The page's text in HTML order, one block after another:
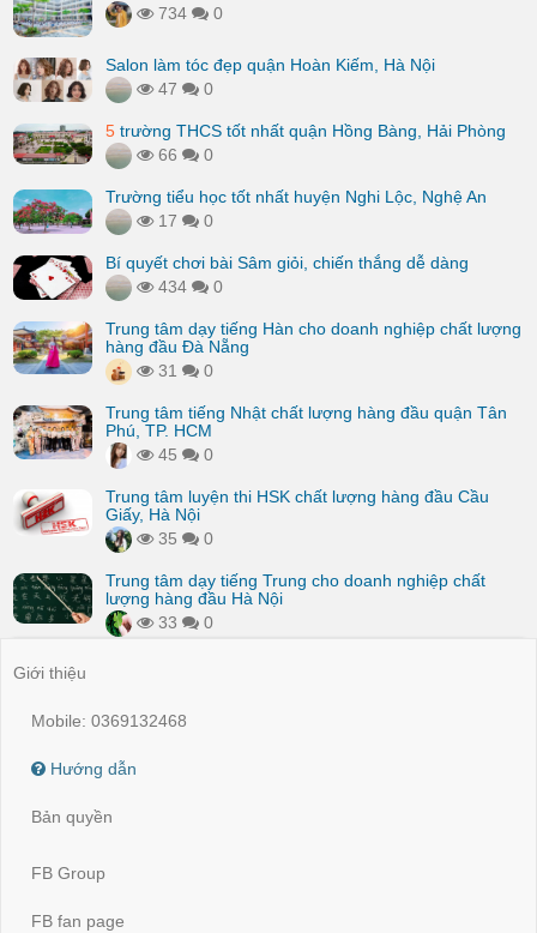
734
0
Salon làm tóc đẹp quận Hoàn Kiếm, Hà Nội
47
0
5 trường THCS tốt nhất quận Hồng Bàng, Hải Phòng
66
0
Trường tiểu học tốt nhất huyện Nghi Lộc, Nghệ An
17
0
Bí quyết chơi bài Sâm giỏi, chiến thắng dễ dàng
434
0
Trung tâm dạy tiếng Hàn cho doanh nghiệp chất lượng
hàng đầu Đà Nẵng
31
0
Trung tâm tiếng Nhật chất lượng hàng đầu quận Tân
Phú, TP. HCM
45
0
Trung tâm luyện thi HSK chất lượng hàng đầu Cầu
Giấy, Hà Nội
35
0
Trung tâm dạy tiếng Trung cho doanh nghiệp chất
lượng hàng đầu Hà Nội
33
0
Giới thiệu
Mobile: 0369132468
Hướng dẫn
Bản quyền
FB Group
FB fan page